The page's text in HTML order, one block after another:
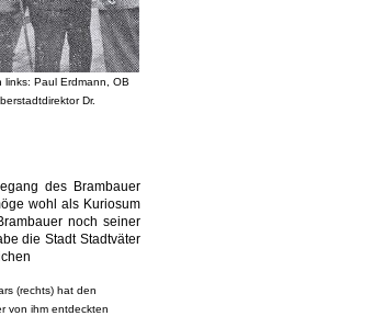
Paul Erdmann, OB
Dr.
des Brambauer
wohl als Kuriosum
noch seiner
die Stadt Stadtväter
(rechts) hat den
von ihm entdeckten